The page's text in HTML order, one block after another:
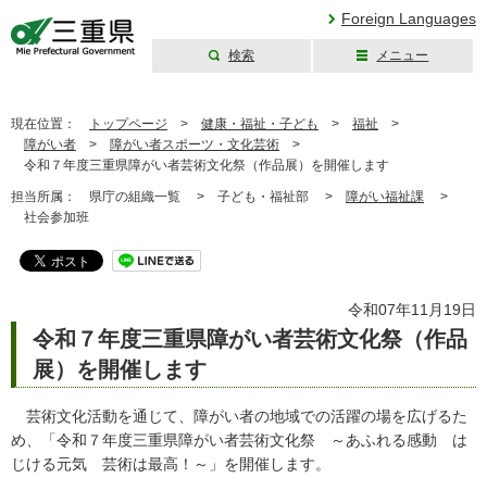
Foreign Languages
検索 メニュー
現在位置： トップページ > 健康・福祉・子ども > 福祉 >
障がい者 > 障がい者スポーツ・文化芸術 >
令和７年度三重県障がい者芸術文化祭（作品展）を開催します
担当所属： 県庁の組織一覧 > 子ども・福祉部 > 障がい福祉課 >
社会参加班
令和07年11月19日
令和７年度三重県障がい者芸術文化祭（作品
展）を開催します
芸術文化活動を通じて、障がい者の地域での活躍の場を広げるた
め、「令和７年度三重県障がい者芸術文化祭 ～あふれる感動 は
じける元気 芸術は最高！～」を開催します。